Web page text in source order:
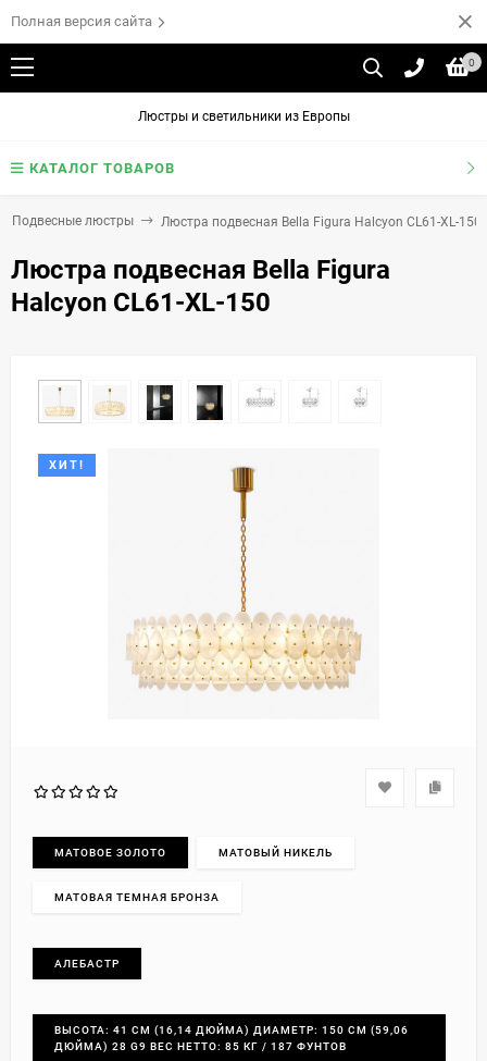
Полная версия сайта
0
Люстры и светильники из Европы
КАТАЛОГ ТОВАРОВ
Подвесные люстры Люстра подвесная Bella Figura Halcyon CL61-XL-150
Люстра подвесная Bella Figura
Halcyon CL61-XL-150
ХИТ!
МАТОВОЕ ЗОЛОТО МАТОВЫЙ НИКЕЛЬ
МАТОВАЯ ТЕМНАЯ БРОНЗА
АЛЕБАСТР
ВЫСОТА: 41 СМ (16,14 ДЮЙМА) ДИАМЕТР: 150 СМ (59,06
ДЮЙМА) 28 G9 ВЕС НЕТТО: 85 КГ / 187 ФУНТОВ